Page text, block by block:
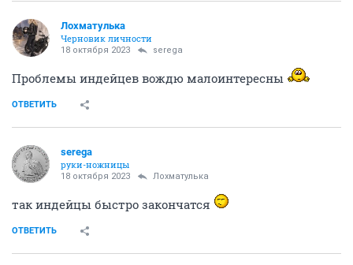
Лохматулька
Черновик личности
18 октября 2023 serega
Проблемы индейцев вождю малоинтересны
ОТВЕТИТЬ
serega
руки-ножницы
18 октября 2023 Лохматулька
так индейцы быстро закончатся
ОТВЕТИТЬ